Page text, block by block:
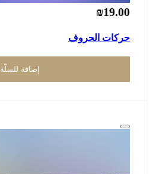
₪19.00
حركات الحروف
إضافة للسلّة